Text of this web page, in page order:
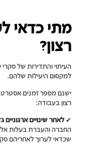
מתי כדאי
רצון?
העיתוי והתדירות של סקרי
למקסום היעילות שלהם.
ישנם מספר זמנים
רצון בעבודה:
✔לאחר שינויים ארגוניים
החברה והעברת בעלות אלו
שכדאי לערוך לאחריהם